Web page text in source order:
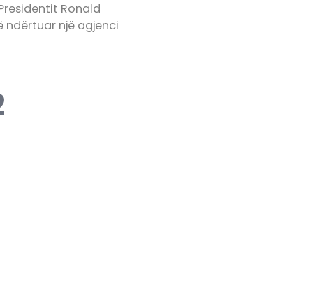
Ronald
ndërtuar një agjenci